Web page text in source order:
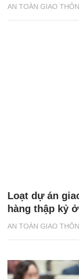
AN TOÀN GIAO
AN TOÀN GIAO
Loạt dự án
hàng thập kỷ